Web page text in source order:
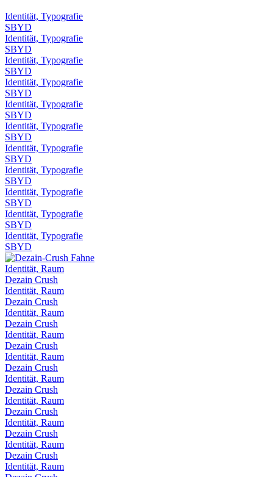
Identität, Typografie
SBYD
Identität, Typografie
SBYD
Identität, Typografie
SBYD
Identität, Typografie
SBYD
Identität, Typografie
SBYD
Identität, Typografie
SBYD
Identität, Typografie
SBYD
Identität, Typografie
SBYD
Identität, Typografie
SBYD
Identität, Typografie
SBYD
Identität, Typografie
SBYD
Identität, Raum
Dezain Crush
Identität, Raum
Dezain Crush
Identität, Raum
Dezain Crush
Identität, Raum
Dezain Crush
Identität, Raum
Dezain Crush
Identität, Raum
Dezain Crush
Identität, Raum
Dezain Crush
Identität, Raum
Dezain Crush
Identität, Raum
Dezain Crush
Identität, Raum